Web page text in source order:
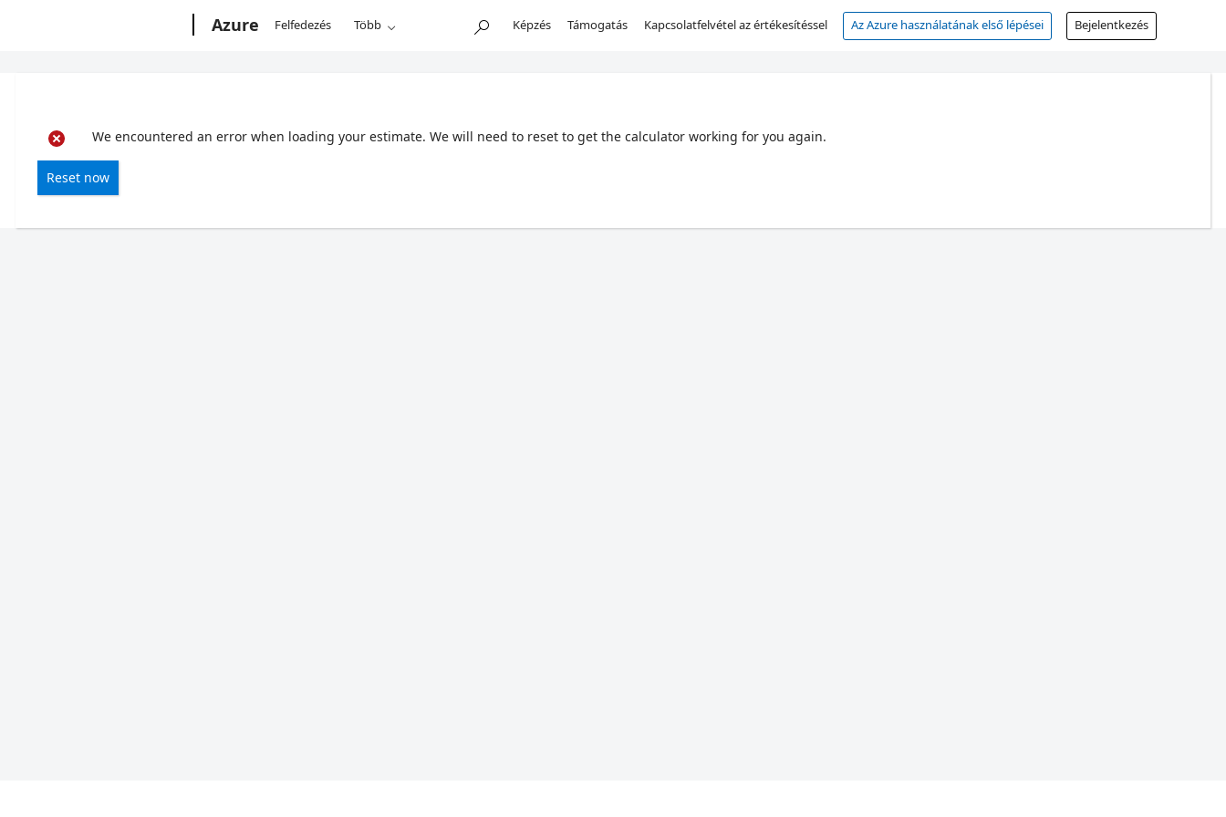
Azure Felfedezés Több Képzés Támogatás Kapcsolatfelvétel az értékesítéssel Az Azure használatának első lépései Bejelentkezés
We encountered an error when loading your estimate. We will need to reset to get the calculator working for you again.
Reset now